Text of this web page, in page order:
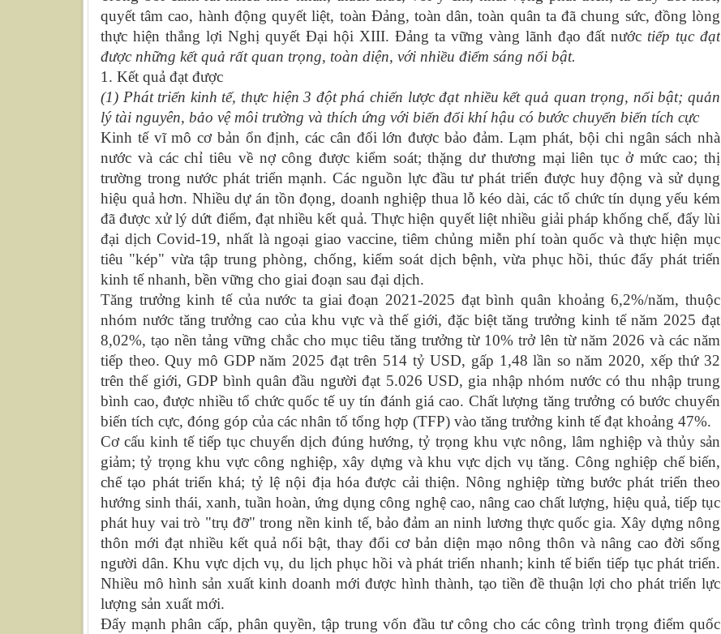
quyết tâm cao, hành động quyết liệt, toàn Đảng, toàn dân, toàn quân ta đã chung sức, đồng lòng
thực hiện thắng lợi Nghị quyết Đại hội XIII. Đảng ta vững vàng lãnh đạo đất nước tiếp tục đạt
được những kết quả rất quan trọng, toàn diện, với nhiều điểm sáng nổi bật.
1. Kết quả đạt được
(1) Phát triển kinh tế, thực hiện 3 đột phá chiến lược đạt nhiều kết quả quan trọng, nổi bật; quản
lý tài nguyên, bảo vệ môi trường và thích ứng với biến đổi khí hậu có bước chuyển biến tích cực
Kinh tế vĩ mô cơ bản ổn định, các cân đối lớn được bảo đảm. Lạm phát, bội chi ngân sách nhà
nước và các chỉ tiêu về nợ công được kiểm soát; thặng dư thương mại liên tục ở mức cao; thị
trường trong nước phát triển mạnh. Các nguồn lực đầu tư phát triển được huy động và sử dụng
hiệu quả hơn. Nhiều dự án tồn đọng, doanh nghiệp thua lỗ kéo dài, các tổ chức tín dụng yếu kém
đã được xử lý dứt điểm, đạt nhiều kết quả. Thực hiện quyết liệt nhiều giải pháp khống chế, đẩy lùi
đại dịch Covid-19, nhất là ngoại giao vaccine, tiêm chủng miễn phí toàn quốc và thực hiện mục
tiêu "kép" vừa tập trung phòng, chống, kiểm soát dịch bệnh, vừa phục hồi, thúc đẩy phát triển
kinh tế nhanh, bền vững cho giai đoạn sau đại dịch.
Tăng trưởng kinh tế của nước ta giai đoạn 2021-2025 đạt bình quân khoảng 6,2%/năm, thuộc
nhóm nước tăng trưởng cao của khu vực và thế giới, đặc biệt tăng trưởng kinh tế năm 2025 đạt
8,02%, tạo nền tảng vững chắc cho mục tiêu tăng trưởng từ 10% trở lên từ năm 2026 và các năm
tiếp theo. Quy mô GDP năm 2025 đạt trên 514 tỷ USD, gấp 1,48 lần so năm 2020, xếp thứ 32
trên thế giới, GDP bình quân đầu người đạt 5.026 USD, gia nhập nhóm nước có thu nhập trung
bình cao, được nhiều tổ chức quốc tế uy tín đánh giá cao. Chất lượng tăng trưởng có bước chuyển
biến tích cực, đóng góp của các nhân tố tổng hợp (TFP) vào tăng trưởng kinh tế đạt khoảng 47%.
Cơ cấu kinh tế tiếp tục chuyển dịch đúng hướng, tỷ trọng khu vực nông, lâm nghiệp và thủy sản
giảm; tỷ trọng khu vực công nghiệp, xây dựng và khu vực dịch vụ tăng. Công nghiệp chế biến,
chế tạo phát triển khá; tỷ lệ nội địa hóa được cải thiện. Nông nghiệp từng bước phát triển theo
hướng sinh thái, xanh, tuần hoàn, ứng dụng công nghệ cao, nâng cao chất lượng, hiệu quả, tiếp tục
phát huy vai trò "trụ đỡ" trong nền kinh tế, bảo đảm an ninh lương thực quốc gia. Xây dựng nông
thôn mới đạt nhiều kết quả nổi bật, thay đổi cơ bản diện mạo nông thôn và nâng cao đời sống
người dân. Khu vực dịch vụ, du lịch phục hồi và phát triển nhanh; kinh tế biển tiếp tục phát triển.
Nhiều mô hình sản xuất kinh doanh mới được hình thành, tạo tiền đề thuận lợi cho phát triển lực
lượng sản xuất mới.
Đẩy mạnh phân cấp, phân quyền, tập trung vốn đầu tư công cho các công trình trọng điểm quốc